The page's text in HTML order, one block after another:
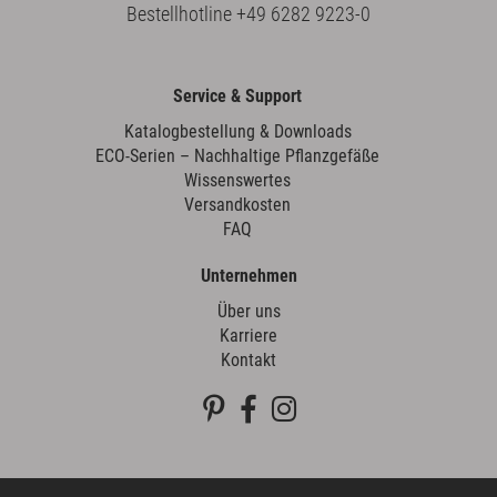
Bestellhotline+49 6282 9223-0
Service & Support
Katalogbestellung & Downloads
ECO-Serien – Nachhaltige Pflanzgefäße
Wissenswertes
Versandkosten
FAQ
Unternehmen
Über uns
Karriere
Kontakt